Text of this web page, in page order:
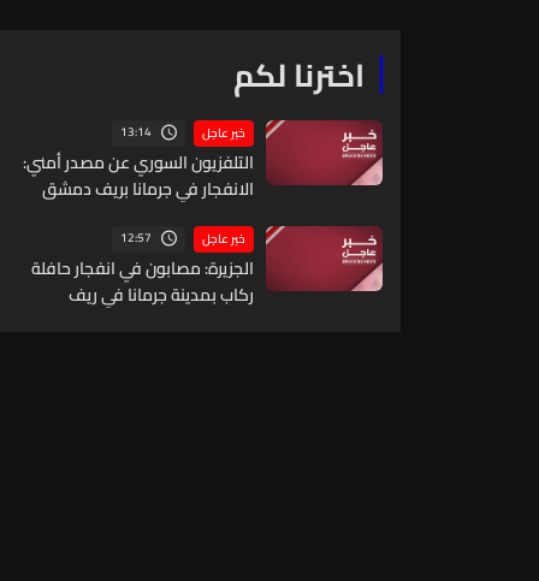
اخترنا لكم
خبر عاجل 13:14
التلفزيون السوري عن مصدر أمني:
الانفجار في جرمانا بريف دمشق
بحافلة ركاب
خبر عاجل 12:57
الجزيرة: مصابون في انفجار حافلة
ركاب بمدينة جرمانا في ريف